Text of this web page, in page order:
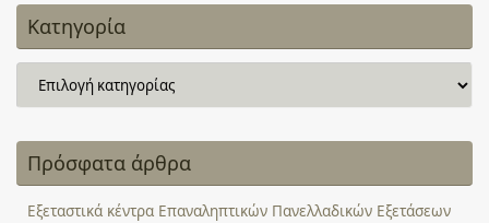
Κατηγορία
Πρόσφατα άρθρα
Εξεταστικά κέντρα Επαναληπτικών Πανελλαδικών Εξετάσεων